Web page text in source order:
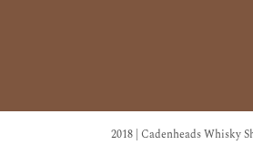
2018 | Cadenheads Whisky